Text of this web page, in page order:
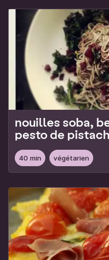
nouilles soba,
pesto de
de chou kale
40 min végétarien